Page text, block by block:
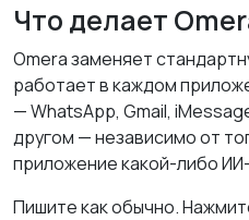
Что делает
Omera заменяет
работает в каждом
— WhatsApp, Gmail,
другом — независимо от
приложение какой-либо
Пишите как обычно.